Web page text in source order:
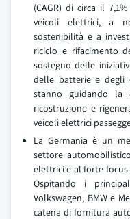
(CAGR) di circa il
veicoli elettrici, a
sostenibilità e a
riciclo e rifacimento
sostegno delle
delle batterie e degli
stanno guidando la
ricostruzione e
veicoli elettrici
La Germania è un
settore
elettrici e al forte
Ospitando i
Volkswagen, BMW e
catena di fornitura